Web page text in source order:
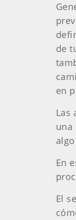
de
en
Las
una
En
El